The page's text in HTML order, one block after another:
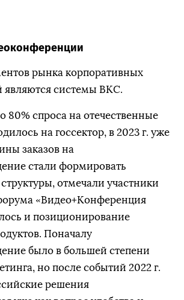
рынка корпоративных
системы ВКС.
80% спроса на отечественные
на госсектор, в 2023 г. уже
заказов на
стали формировать
отмечали участники
«Видео+Конференция
и позиционирование
Поначалу
было в большей степени
но после событий 2022 г.
решения